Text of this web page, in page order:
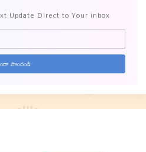
Update Direct to Your inbox